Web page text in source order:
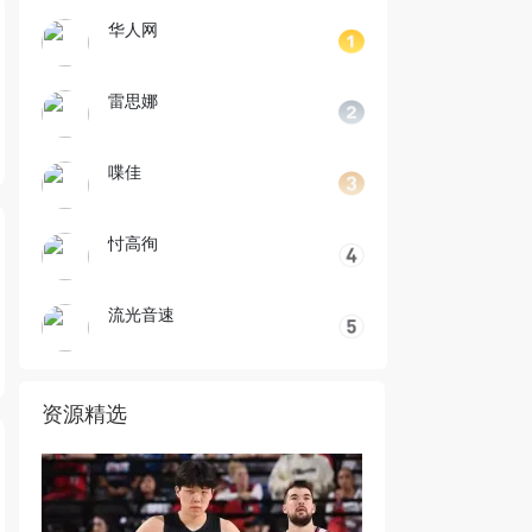
华人网
雷思娜
喋佳
忖高徇
流光音速
资源精选